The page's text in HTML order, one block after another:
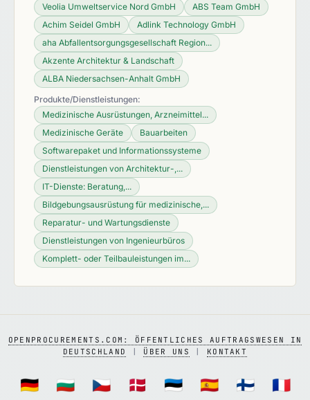
Veolia Umweltservice Nord GmbH
ABS Team GmbH
Achim Seidel GmbH
Adlink Technology GmbH
aha Abfallentsorgungsgesellschaft Region...
Akzente Architektur & Landschaft
ALBA Niedersachsen-Anhalt GmbH
Produkte/Dienstleistungen:
Medizinische Ausrüstungen, Arzneimittel...
Medizinische Geräte
Bauarbeiten
Softwarepaket und Informationssysteme
Dienstleistungen von Architektur-,...
IT-Dienste: Beratung,...
Bildgebungsausrüstung für medizinische,...
Reparatur- und Wartungsdienste
Dienstleistungen von Ingenieurbüros
Komplett- oder Teilbauleistungen im...
OPENPROCUREMENTS.COM: ÖFFENTLICHES AUFTRAGSWESEN IN
DEUTSCHLAND
ÜBER UNS KONTAKT
🇩🇪 🇧🇬 🇨🇿 🇩🇰 🇪🇪 🇪🇸 🇫🇮 🇫🇷